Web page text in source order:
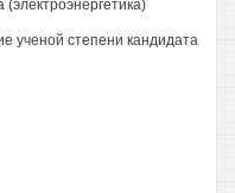
ученой степени кандидата